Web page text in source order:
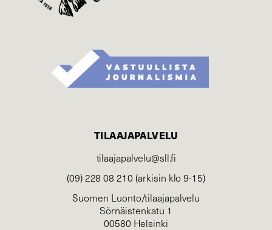
TILAAJAPALVELU
tilaajapalvelu@sll.fi
(09) 228 08 210 (arkisin klo 9-15)
Suomen Luonto/tilaajapalvelu
Sörnäistenkatu 1
00580 Helsinki